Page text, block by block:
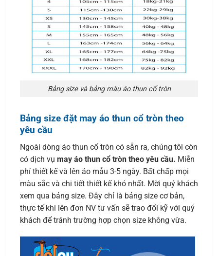
Bảng size và bảng màu áo thun cổ tròn
Bảng size đặt may áo thun cổ tròn theo
yêu cầu
Ngoài dòng áo thun cổ tròn có sẵn ra, chúng tôi còn
có dịch vụ may áo thun cổ tròn theo yêu cầu. Miễn
phí thiết kế và lên áo mẫu 3-5 ngày. Bất chấp mọi
màu sắc và chi tiết thiết kế khó nhất. Mời quý khách
xem qua bảng size. Đây chỉ là bảng size cơ bản,
thực tế khi lên đơn NV tư vấn sẽ trao đổi kỹ với quý
khách để tránh trường hợp chọn size không vừa.